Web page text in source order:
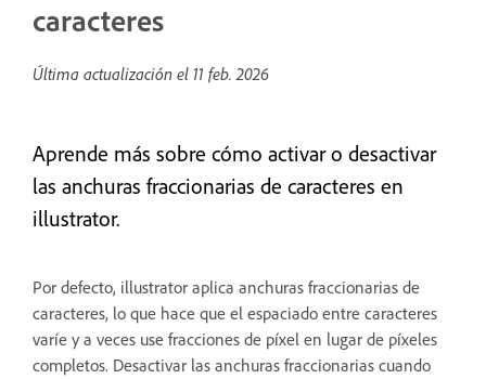
caracteres
Última actualización el 11 feb. 2026
Aprende más sobre cómo activar o desactivar
las anchuras fraccionarias de caracteres en
illustrator.
Por defecto, illustrator aplica anchuras fraccionarias de
caracteres, lo que hace que el espaciado entre caracteres
varíe y a veces use fracciones de píxel en lugar de píxeles
completos. Desactivar las anchuras fraccionarias cuando